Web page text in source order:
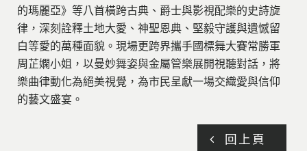
的瑪麗亞》等八首橫跨古典、爵士與影視配樂的史詩旋
律，深刻詮釋土地大愛、神聖恩典、堅毅守護與遺憾留
白等愛的萬種面貌。現場更跨界攜手國標舞大賽常勝軍
周芷嫻小姐，以曼妙舞姿與金屬管樂展開視聽對話，將
樂曲律動化為絕美視覺，為市民呈獻一場交織愛與信仰
的藝文盛宴。
回上頁